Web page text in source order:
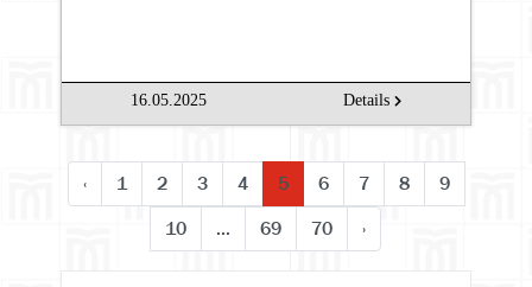
16.05.2025 Details
‹ 1 2 3 4 5 6 7 8
9
10
... 69 70 ›